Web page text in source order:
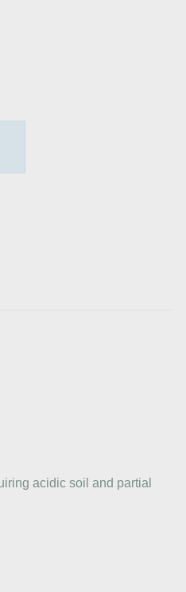
acidic soil and partial